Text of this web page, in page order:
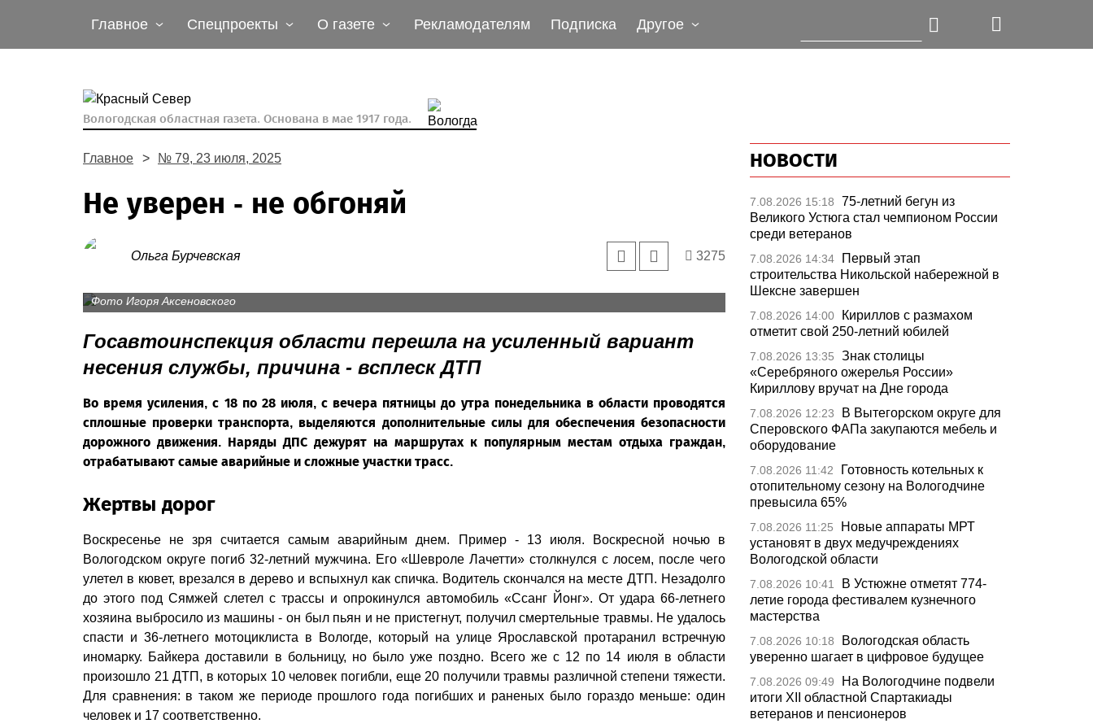
Главное Спецпроекты О газете Рекламодателям Подписка Другое
Вологодская областная газета. Основана в мае 1917 года.
Главное № 79, 23 июля, 2025
Не уверен - не обгоняй
Ольга Бурчевская 3275
Лето вносит свои коррективы в дорожную обстановку, говорят сотрудники Госавтоинспекции. Они
Фото Игоря Аксеновского
Госавтоинспекция области перешла на усиленный вариант
несения службы, причина - всплеск ДТП
Во время усиления, с 18 по 28 июля, с вечера пятницы до утра понедельника в области проводятся
сплошные проверки транспорта, выделяются дополнительные силы для обеспечения безопасности
дорожного движения. Наряды ДПС дежурят на маршрутах к популярным местам отдыха граждан,
отрабатывают самые аварийные и сложные участки трасс.
Жертвы дорог
Воскресенье не зря считается самым аварийным днем. Пример - 13 июля. Воскресной ночью в
Вологодском округе погиб 32-летний мужчина. Его «Шевроле Лачетти» столкнулся с лосем, после чего
улетел в кювет, врезался в дерево и вспыхнул как спичка. Водитель скончался на месте ДТП. Незадолго
до этого под Сямжей слетел с трассы и опрокинулся автомобиль «Ссанг Йонг». От удара 66-летнего
хозяина выбросило из машины - он был пьян и не пристегнут, получил смертельные травмы. Не удалось
спасти и 36-летнего мотоциклиста в Вологде, который на улице Ярославской протаранил встречную
иномарку. Байкера доставили в больницу, но было уже поздно. Всего же с 12 по 14 июля в области
произошло 21 ДТП, в которых 10 человек погибли, еще 20 получили травмы различной степени тяжести.
Для сравнения: в таком же периоде прошлого года погибших и раненых было гораздо меньше: один
человек и 17 соответственно.
НОВОСТИ
7.08.2026 15:18
75-летний бегун из
Великого Устюга стал чемпионом России
среди ветеранов
7.08.2026 14:34
Первый этап
строительства Никольской набережной в
Шексне завершен
7.08.2026 14:00
Кириллов с размахом
отметит свой 250-летний юбилей
7.08.2026 13:35
Знак столицы
«Серебряного ожерелья России»
Кириллову вручат на Дне города
7.08.2026 12:23
В Вытегорском округе для
Сперовского ФАПа закупаются мебель и
оборудование
7.08.2026 11:42
Готовность котельных к
отопительному сезону на Вологодчине
превысила 65%
7.08.2026 11:25
Новые аппараты МРТ
установят в двух медучреждениях
Вологодской области
7.08.2026 10:41
В Устюжне отметят 774-
летие города фестивалем кузнечного
мастерства
7.08.2026 10:18
Вологодская область
уверенно шагает в цифровое будущее
7.08.2026 09:49
На Вологодчине подвели
итоги XII областной Спартакиады
ветеранов и пенсионеров